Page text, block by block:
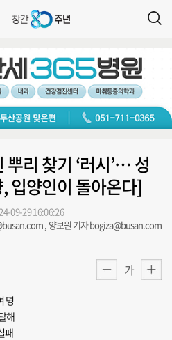
리 찾기 ‘러시’… 성
입양인이 돌아온다]
09-29 16:06:26
, 양보원 기자 bogiza@busan.com
가
명
해
패